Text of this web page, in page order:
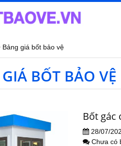
Bảng giá bốt bảo vệ
BỐT BẢO VỆ
Bốt gác
28/07/
Chưa có